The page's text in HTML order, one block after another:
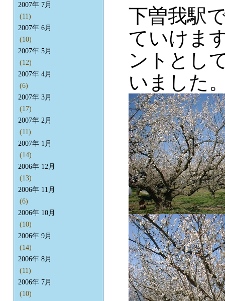
下曽我駅
ていけま
ントとし
いました
2007年 7月
(11)
2007年 6月
(10)
2007年 5月
(12)
2007年 4月
(6)
2007年 3月
(17)
2007年 2月
(11)
2007年 1月
(14)
2006年 12月
(13)
2006年 11月
(6)
2006年 10月
(10)
2006年 9月
(14)
2006年 8月
(11)
2006年 7月
(10)